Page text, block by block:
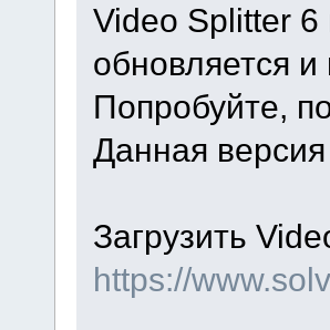
Video Splitter
обновляется
Попробуйте,
Данная
Загрузить
https://